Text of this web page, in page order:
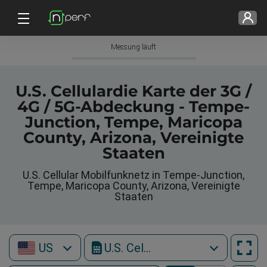
Messung läuft
U.S. Cellulardie Karte der 3G /
4G / 5G-Abdeckung - Tempe-
Junction, Tempe, Maricopa
County, Arizona, Vereinigte
Staaten
U.S. Cellular Mobilfunknetz in Tempe-Junction,
Tempe, Maricopa County, Arizona, Vereinigte
Staaten
US U.S. Cellular